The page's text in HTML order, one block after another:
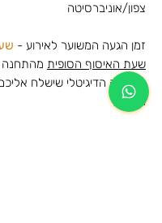
צפון/אוניברסיטה
זמן הגעה המשוער לאירוע -
שעת האיסוף הסופית מהתחנה
ההסעה הדיגיטלי שישלח
האירוע